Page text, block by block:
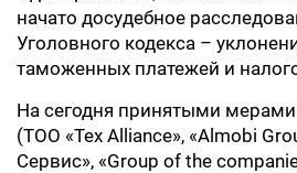
начато досудебное
Уголовного кодекса –
таможенных платежей и
На сегодня принятыми мерами
(ТОО «Tex Alliance», «Almobi
Сервис», «Group of the